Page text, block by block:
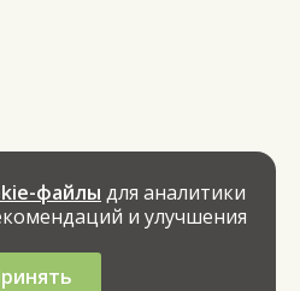
файлы для аналитики
и улучшения